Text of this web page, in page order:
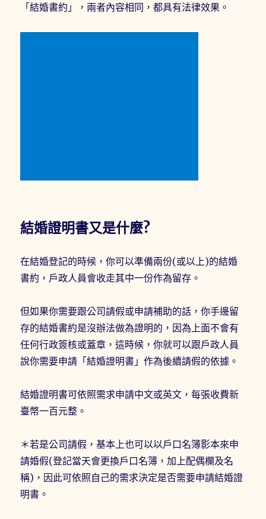
「結婚書約」，兩者內容相同，都具有法律效果。
結婚證明書又是什麼?
在結婚登記的時候，你可以準備兩份(或以上)的結婚
書約，戶政人員會收走其中一份作為留存。
但如果你需要跟公司請假或申請補助的話，你手邊留
存的結婚書約是沒辦法做為證明的，因為上面不會有
任何行政簽核或蓋章，這時候，你就可以跟戶政人員
說你需要申請「結婚證明書」作為後續請假的依據。
結婚證明書可依照需求申請中文或英文，每張收費新
臺幣一百元整。
＊若是公司請假，基本上也可以以戶口名簿影本來申
請婚假(登記當天會更換戶口名簿，加上配偶欄及名
稱)，因此可依照自己的需求決定是否需要申請結婚證
明書。